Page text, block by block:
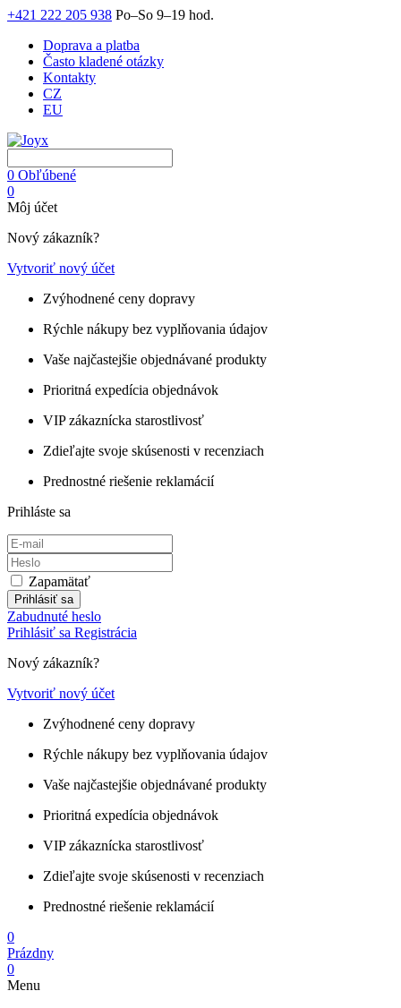
+421 222 205 938 Po–So 9–19 hod.
Doprava a platba
Často kladené otázky
Kontakty
CZ
EU
0 Obľúbené
0
Môj účet
Nový zákazník?
Vytvoriť nový účet
Zvýhodnené ceny dopravy
Rýchle nákupy bez vyplňovania údajov
Vaše najčastejšie objednávané produkty
Prioritná expedícia objednávok
VIP zákaznícka starostlivosť
Zdieľajte svoje skúsenosti v recenziach
Prednostné riešenie reklamácií
Prihláste sa
Zapamätať
Prihlásiť sa
Zabudnuté heslo
Prihlásiť sa Registrácia
Nový zákazník?
Vytvoriť nový účet
Zvýhodnené ceny dopravy
Rýchle nákupy bez vyplňovania údajov
Vaše najčastejšie objednávané produkty
Prioritná expedícia objednávok
VIP zákaznícka starostlivosť
Zdieľajte svoje skúsenosti v recenziach
Prednostné riešenie reklamácií
0
Prázdny
0
Menu